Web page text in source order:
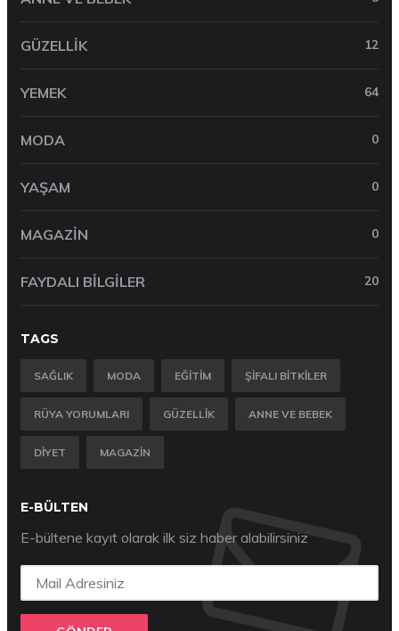
GÜZELLIK 12
YEMEK 64
MODA 0
YAŞAM 0
MAGAZIN 0
FAYDALI BILGILER 20
TAGS
SAĞLIK MODA EĞITIM ŞIFALI BITKILER
RÜYA YORUMLARI GÜZELLIK ANNE VE BEBEK
DIYET MAGAZIN
E-BÜLTEN
E-bültene kayıt olarak ilk siz haber alabilirsiniz